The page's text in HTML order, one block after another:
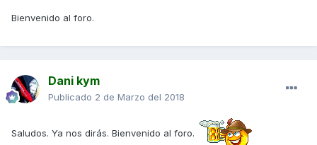
Bienvenido al foro.
Dani kym
Publicado 2 de Marzo del 2018
Saludos. Ya nos dirás. Bienvenido al foro.